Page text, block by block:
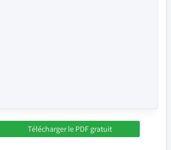
Télécharger le PDF gratuit